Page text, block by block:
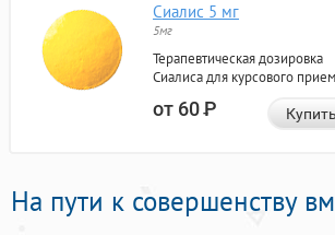
Сиалис 5 мг
5мг
Терапевтическая дозировка
Сиалиса для курсового
от 60Р Купить
На пути к совершенству